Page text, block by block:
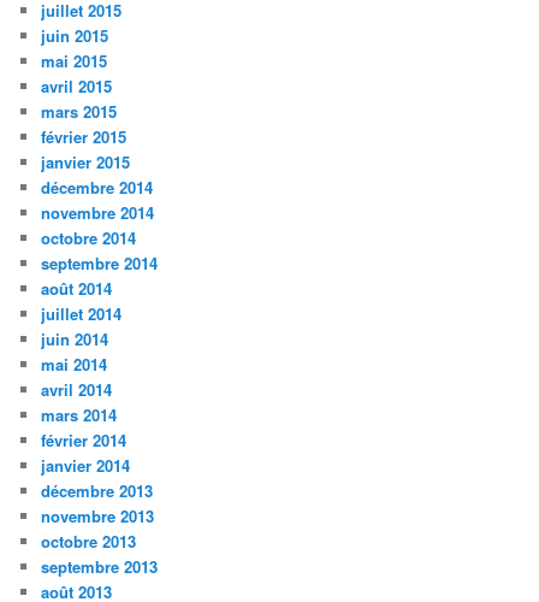
juillet 2015
juin 2015
mai 2015
avril 2015
mars 2015
février 2015
janvier 2015
décembre 2014
novembre 2014
octobre 2014
septembre 2014
août 2014
juillet 2014
juin 2014
mai 2014
avril 2014
mars 2014
février 2014
janvier 2014
décembre 2013
novembre 2013
octobre 2013
septembre 2013
août 2013